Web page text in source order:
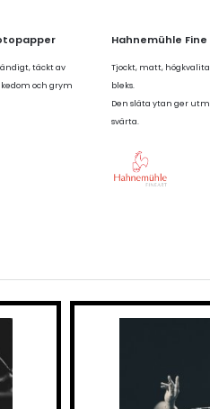
täckt av
och grym
Hahnemühle
Tjockt, matt,
bleks.
Den släta ytan ger
svärta.